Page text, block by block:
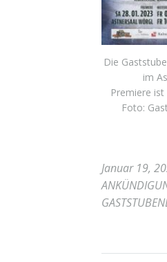
Die
im
Premiere ist
Foto:
Januar 19,